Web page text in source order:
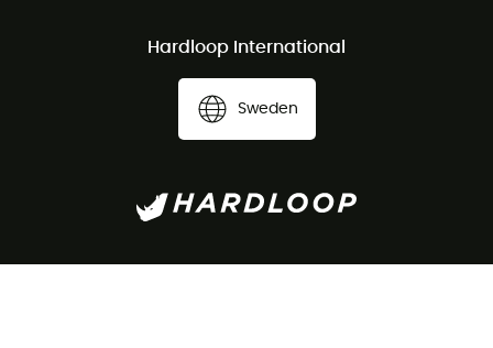
Hardloop International
Sweden